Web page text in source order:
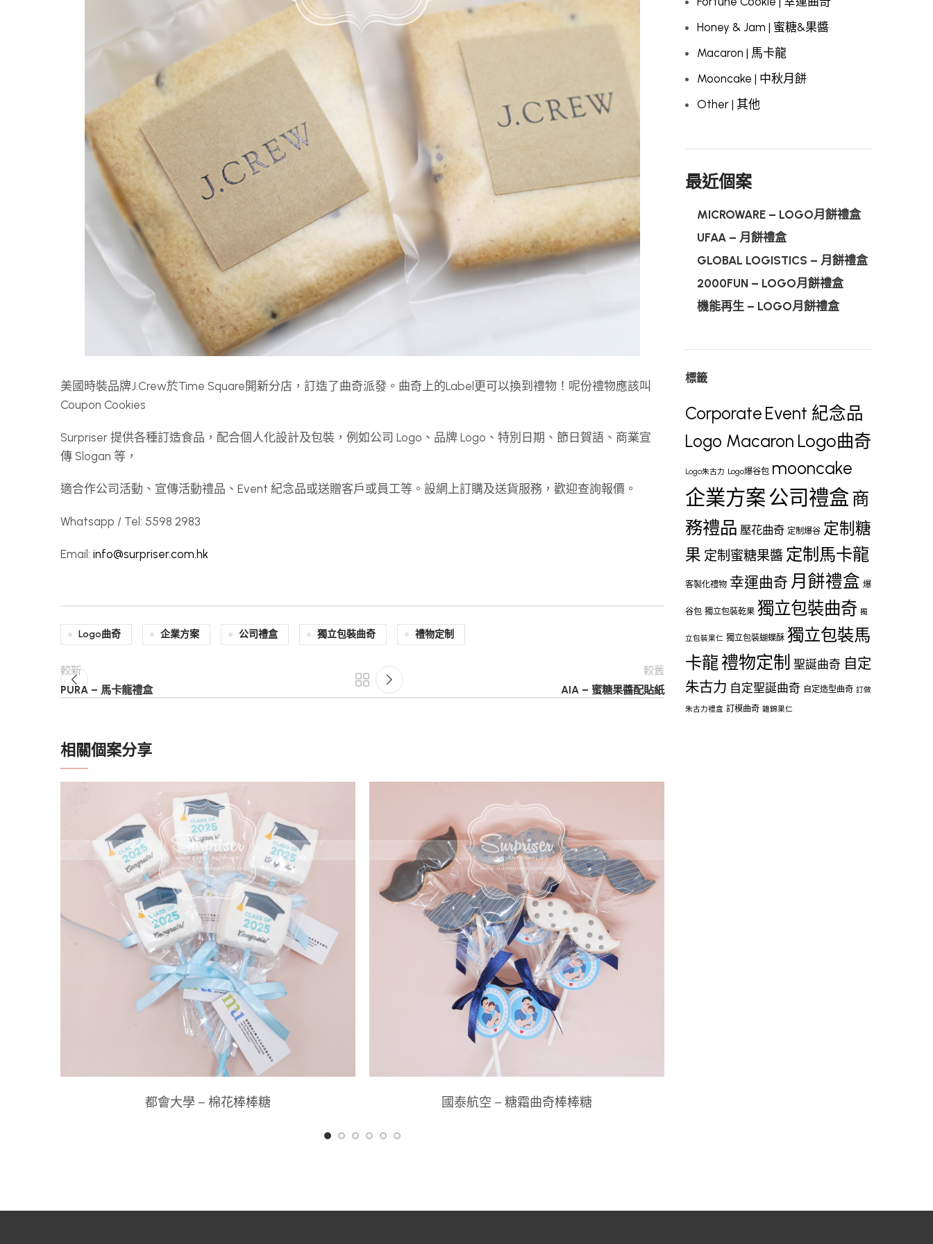
美國時裝品牌J.Crew於Time Square開新分店，訂造了曲奇派發。曲奇上的Label更可以換到禮物！呢份禮物應該叫
Coupon Cookies
Surpriser 提供各種訂造食品，配合個人化設計及包裝，例如公司 Logo、品牌 Logo、特別日期、節日賀語、商業宣
傳 Slogan 等，
適合作公司活動、宣傳活動禮品、Event 紀念品或送贈客戶或員工等。設網上訂購及送貨服務，歡迎查詢報價。
Whatsapp / Tel: 5598 2983
Email: info@surpriser.com.hk
Logo曲奇 企業方案 公司禮盒 獨立包裝曲奇 禮物定制
較新
PURA – 馬卡龍禮盒
較舊
AIA – 蜜糖果醬配貼紙
相關個案分享
都會大學 – 棉花棒棒糖 國泰航空 – 糖霜曲奇棒棒糖
Honey & Jam | 蜜糖&果醬
Macaron | 馬卡龍
Mooncake | 中秋月餅
Other | 其他
最近個案
MICROWARE – LOGO月餅禮盒
UFAA – 月餅禮盒
GLOBAL LOGISTICS – 月餅禮盒
2000FUN – LOGO月餅禮盒
機能再生 – LOGO月餅禮盒
標籤
Corporate Event 紀念品
Logo Macaron Logo曲奇
Logo朱古力 Logo爆谷包 mooncake
企業方案公司禮盒商
務禮品 壓花曲奇 定制爆谷 定制糖
果 定制蜜糖果醬 定制馬卡龍
客製化禮物 幸運曲奇 月餅禮盒 爆
谷包 獨立包裝乾果 獨立包裝曲奇 獨
立包裝果仁 獨立包裝蝴蝶酥 獨立包裝馬
卡龍禮物定制 聖誕曲奇 自定
朱古力 自定聖誕曲奇 自定造型曲奇 訂做
朱古力禮盒 訂模曲奇 雜錦果仁